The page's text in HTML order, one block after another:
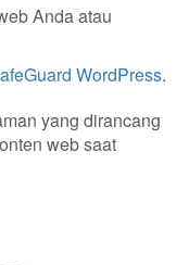
Anda atau
WordPress.
yang dirancang
web saat